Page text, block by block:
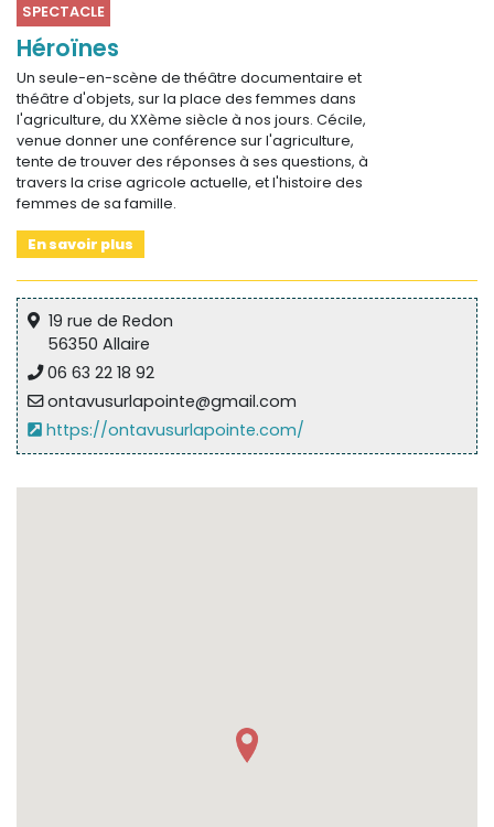
SPECTACLE
Héroïnes
Un seule-en-scène de théâtre documentaire et
théâtre d'objets, sur la place des femmes dans
l'agriculture, du XXème siècle à nos jours. Cécile,
venue donner une conférence sur l'agriculture,
tente de trouver des réponses à ses questions, à
travers la crise agricole actuelle, et l'histoire des
femmes de sa famille.
En savoir plus
19 rue de Redon
56350 Allaire
06 63 22 18 92
ontavusurlapointe@gmail.com
https://ontavusurlapointe.com/